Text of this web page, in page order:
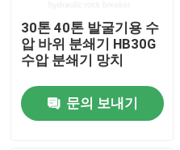
우리에 대하여
공장 여행
30톤 40톤 발굴기용 수
압 바위 분쇄기 HB30G
수압 분쇄기 망치
문의 보내기